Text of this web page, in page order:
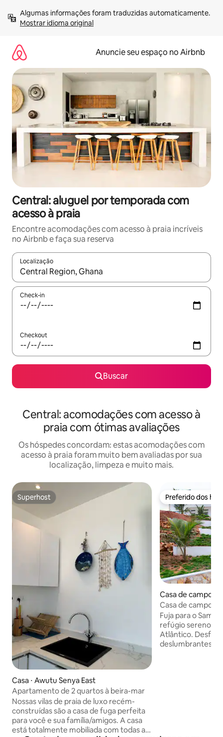
para
Mostrar idioma original
Anuncie seu espaço no Airbnb
Central: aluguel por temporada com
acesso à praia
Encontre acomodações com acesso à praia incríveis
no Airbnb e faça sua reserva
Localização
Quando os resultados estiverem disponíveis, explore-os
Check-in
Checkout
Buscar
Central: acomodações com acesso à
praia com ótimas avaliações
Os hóspedes concordam: estas acomodações com
acesso à praia foram muito bem avaliadas por sua
localização, limpeza e muito mais.
Superhost
Superhost
Casa ⋅ Awutu Senya East
Apartamento de 2 quartos à beira-mar
Nossas vilas de praia de luxo recém-
construídas são a casa de fuga perfeita
para você e sua família/amigos. A casa
está totalmente mobiliada com todas as
Preferido dos
Preferido dos
Casa de campo ⋅
Casa de campo
Fuja para o
refúgio sereno
Atlântico.
deslumbrantes e